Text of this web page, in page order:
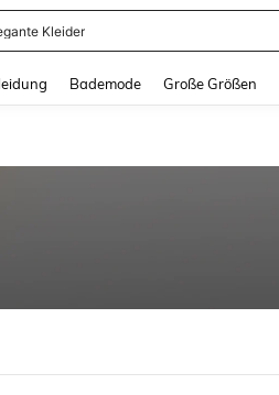
Kleider
Bademode Große Größen